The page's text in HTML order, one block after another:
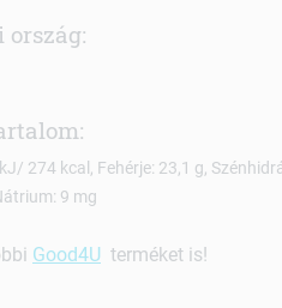
ország:
274 kcal, Fehérje: 23,1 g,
9 mg
Good4U terméket is!